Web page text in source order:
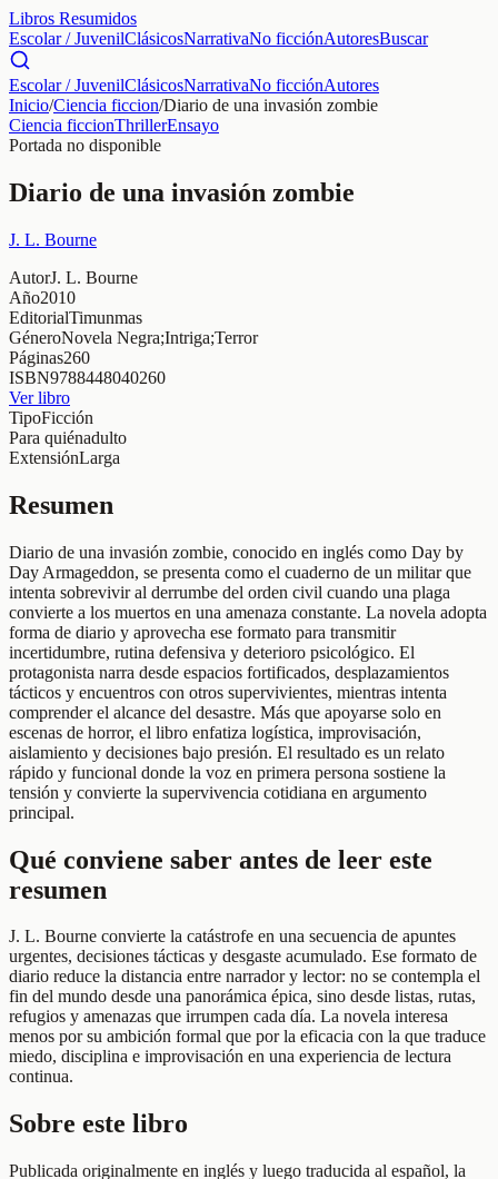
Libros Resumidos
Escolar / JuvenilClásicosNarrativaNo ficciónAutoresBuscar
Escolar / JuvenilClásicosNarrativaNo ficciónAutores
Inicio/Ciencia ficcion/Diario de una invasión zombie
Ciencia ficcionThrillerEnsayo
Portada no disponible
Diario de una invasión zombie
J. L. Bourne
AutorJ. L. Bourne
Año2010
EditorialTimunmas
GéneroNovela Negra;Intriga;Terror
Páginas260
ISBN9788448040260
Ver libro
TipoFicción
Para quiénadulto
ExtensiónLarga
Resumen
Diario de una invasión zombie, conocido en inglés como Day by
Day Armageddon, se presenta como el cuaderno de un militar que
intenta sobrevivir al derrumbe del orden civil cuando una plaga
convierte a los muertos en una amenaza constante. La novela adopta
forma de diario y aprovecha ese formato para transmitir
incertidumbre, rutina defensiva y deterioro psicológico. El
protagonista narra desde espacios fortificados, desplazamientos
tácticos y encuentros con otros supervivientes, mientras intenta
comprender el alcance del desastre. Más que apoyarse solo en
escenas de horror, el libro enfatiza logística, improvisación,
aislamiento y decisiones bajo presión. El resultado es un relato
rápido y funcional donde la voz en primera persona sostiene la
tensión y convierte la supervivencia cotidiana en argumento
principal.
Qué conviene saber antes de leer este
resumen
J. L. Bourne convierte la catástrofe en una secuencia de apuntes
urgentes, decisiones tácticas y desgaste acumulado. Ese formato de
diario reduce la distancia entre narrador y lector: no se contempla el
fin del mundo desde una panorámica épica, sino desde listas, rutas,
refugios y amenazas que irrumpen cada día. La novela interesa
menos por su ambición formal que por la eficacia con la que traduce
miedo, disciplina e improvisación en una experiencia de lectura
continua.
Sobre este libro
Publicada originalmente en inglés y luego traducida al español, la